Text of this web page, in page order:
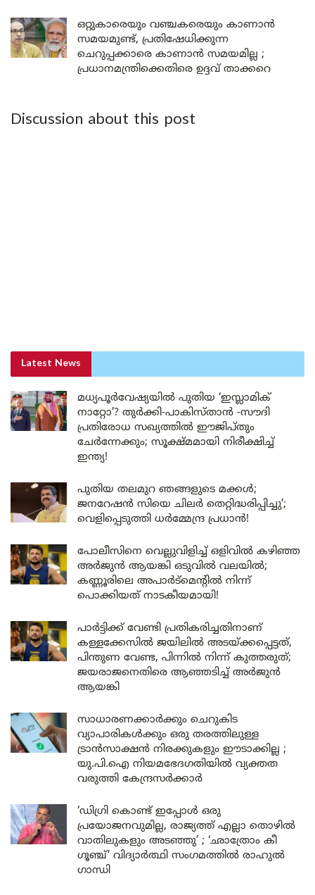
ഒറ്റുകാരെയും വഞ്ചകരെയും കാണാൻ
സമയമുണ്ട്, പ്രതിഷേധിക്കുന്ന
ചെറുപ്പക്കാരെ കാണാൻ സമയമില്ല ;
പ്രധാനമന്ത്രിക്കെതിരെ ഉദ്ദവ് താക്കറെ
Discussion about this post
Latest News
മധ്യപൂർവേഷ്യയിൽ പുതിയ ‘ഇസ്ലാമിക്
നാറ്റോ’? തുർക്കി-പാകിസ്താൻ -സൗദി
പ്രതിരോധ സഖ്യത്തിൽ ഈജിപ്തും
ചേർന്നേക്കും; സൂക്ഷ്മമായി നിരീക്ഷിച്ച്
ഇന്ത്യ!
പുതിയ തലമുറ ഞങ്ങളുടെ മക്കൾ;
ജനറേഷൻ സിയെ ചിലർ തെറ്റിദ്ധരിപ്പിച്ചു’;
വെളിപ്പെടുത്തി ധർമ്മേന്ദ്ര പ്രധാൻ!
പോലീസിനെ വെല്ലുവിളിച്ച് ഒളിവിൽ കഴിഞ്ഞ
അർജുൻ ആയങ്കി ഒടുവിൽ വലയിൽ;
കണ്ണൂരിലെ അപാർട്മെന്റിൽ നിന്ന്
പൊക്കിയത് നാടകീയമായി!
പാർട്ടിക്ക് വേണ്ടി പ്രതികരിച്ചതിനാണ്
കള്ളക്കേസിൽ ജയിലിൽ അടയ്ക്കപ്പെട്ടത്,
പിന്തുണ വേണ്ട, പിന്നിൽ നിന്ന് കുത്തരുത്;
ജയരാജനെതിരെ ആഞ്ഞടിച്ച് അർജുൻ
ആയങ്കി
സാധാരണക്കാർക്കും ചെറുകിട
വ്യാപാരികൾക്കും ഒരു തരത്തിലുള്ള
ട്രാൻസാക്ഷൻ നിരക്കുകളും ഈടാക്കില്ല ;
യു.പി.ഐ നിയമഭേദഗതിയിൽ വ്യക്തത
വരുത്തി കേന്ദ്രസർക്കാർ
‘ഡിഗ്രി കൊണ്ട് ഇപ്പോൾ ഒരു
പ്രയോജനവുമില്ല, രാജ്യത്ത് എല്ലാ തൊഴിൽ
വാതിലുകളും അടഞ്ഞു’ ; ‘ഛാത്രോം കീ
ഗൂഞ്ച്’ വിദ്യാർത്ഥി സംഗമത്തിൽ രാഹുൽ
ഗാന്ധി